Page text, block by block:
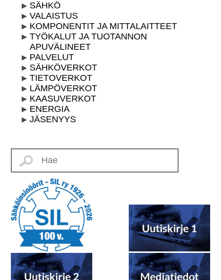
SÄHKÖ
VALAISTUS
KOMPONENTIT JA MITTALAITTEET
TYÖKALUT JA TUOTANNON
APUVÄLINEET
PALVELUT
SÄHKÖVERKOT
TIETOVERKOT
LÄMPÖVERKOT
KAASUVERKOT
ENERGIA
JÄSENYYS